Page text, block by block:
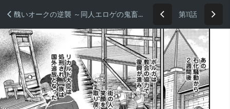
醜いオークの逆襲 ～同人エロゲの鬼畜皇太子に転生した喪男の受難～ 第11話